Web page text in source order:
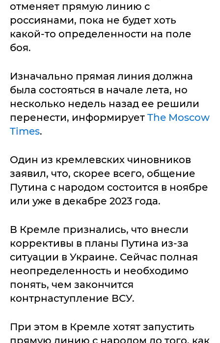
отменяет прямую линию с
россиянами, пока не будет хоть
какой-то определенности на поле
боя.
Изначально прямая линия должна
была состояться в начале лета, но
несколько недель назад ее решили
перенести, информирует The Moscow
Times.
Один из кремлевских чиновников
заявил, что, скорее всего, общение
Путина с народом состоится в ноябре
или уже в декабре 2023 года.
В Кремле признались, что внесли
коррективы в планы Путина из-за
ситуации в Украине. Сейчас полная
неопределенность и необходимо
понять, чем закончится
контрнаступление ВСУ.
При этом в Кремле хотят запустить
прямую линию с народом до того, как